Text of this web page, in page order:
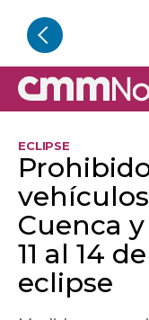
ECLIPSE
Cuenca
11 al 14
eclipse